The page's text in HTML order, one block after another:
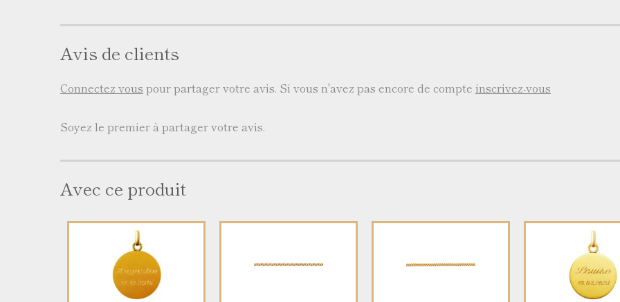
Avis de clients
Connectez vous pour partager votre avis. Si vous n'avez pas encore de compte inscrivez-vous
Soyez le premier à partager votre avis.
Avec ce produit